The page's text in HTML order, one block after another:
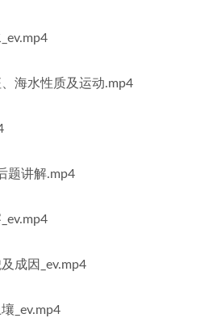
海水性质及运动.mp4
题讲解.mp4
成因_ev.mp4
_ev.mp4